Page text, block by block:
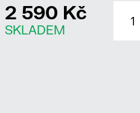
2 590 Kč
SKLADEM